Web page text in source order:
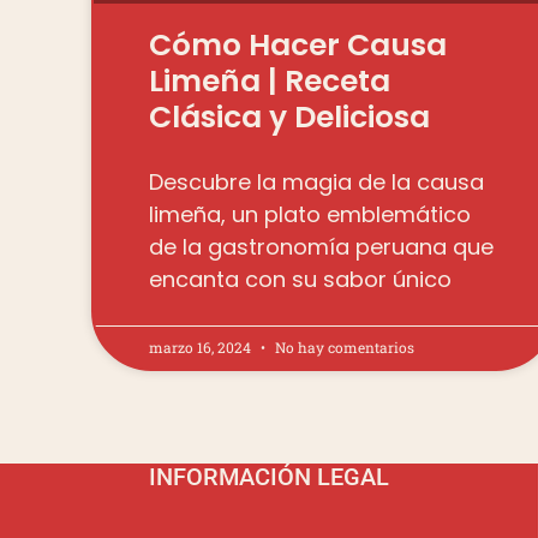
Cómo Hacer Causa
Limeña | Receta
Clásica y Deliciosa
Descubre la magia de la causa
limeña, un plato emblemático
de la gastronomía peruana que
encanta con su sabor único
marzo 16, 2024 No hay comentarios
INFORMACIÓN LEGAL